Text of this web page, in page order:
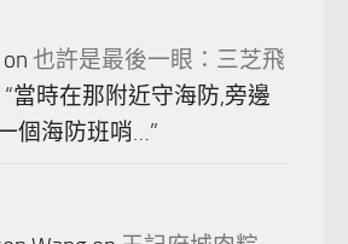
on 也許是最後一眼：三芝飛
當時在那附近守海防,旁邊
個海防班哨…”